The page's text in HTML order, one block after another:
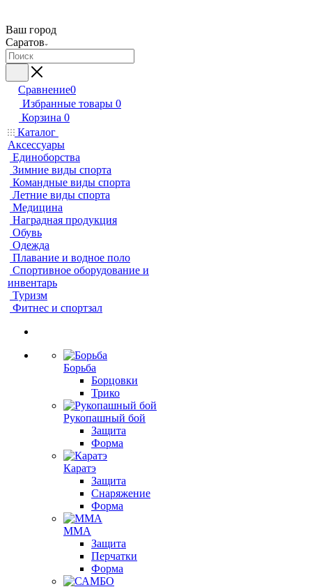
Ваш город
Саратов
Сравнение0
Избранные товары 0
Корзина 0
Каталог
Аксессуары
Единоборства
Зимние виды спорта
Командные виды спорта
Летние виды спорта
Медицина
Наградная продукция
Обувь
Одежда
Плавание и водное поло
Спортивное оборудование и
инвентарь
Туризм
Фитнес и спортзал
Борьба
Борцовки
Трико
Рукопашный бой
Защита
Форма
Каратэ
Защита
Снаряжение
Форма
ММА
Защита
Перчатки
Форма